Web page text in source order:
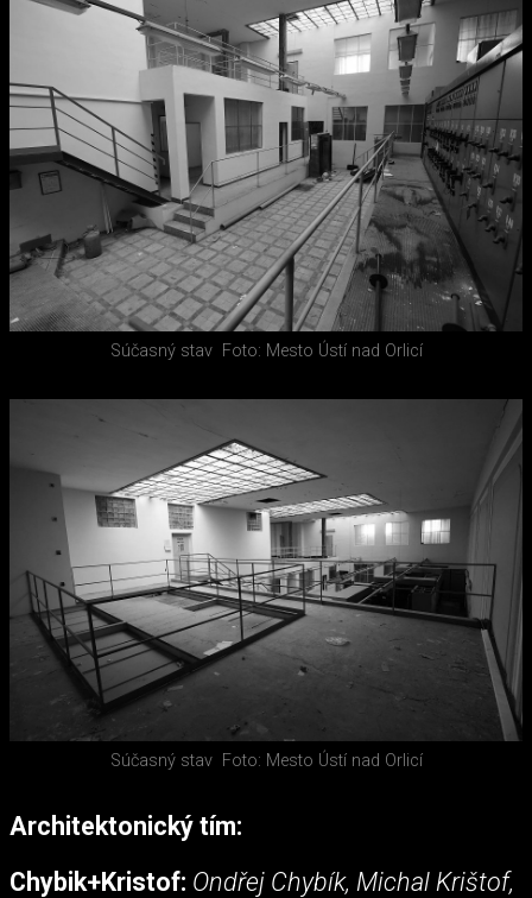
Súčasný stav Foto: Mesto Ústí nad Orlicí
Súčasný stav Foto: Mesto Ústí nad Orlicí
Architektonický tím:
Chybik+Kristof: Ondřej Chybík, Michal Krištof,